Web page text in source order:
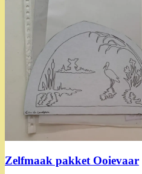
Zelfmaak pakket Ooievaar